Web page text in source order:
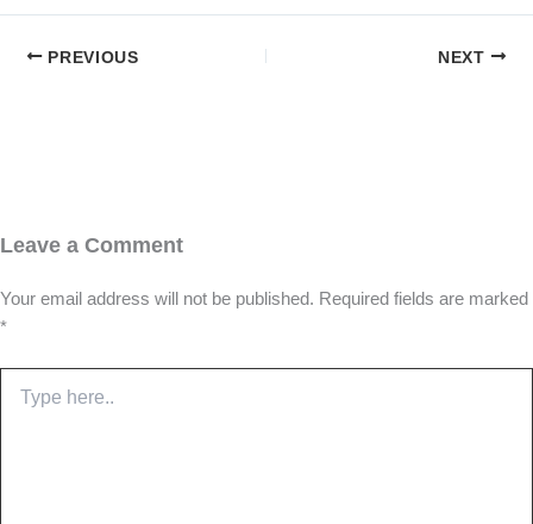
PREVIOUS NEXT
Leave a Comment
Your email address will not be published. Required fields are marked
*
here..